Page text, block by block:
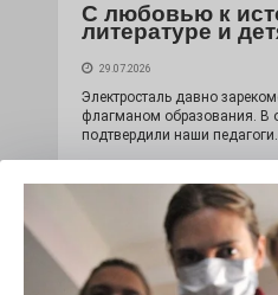
С любовью к
литературе и
29.07.2026
Электросталь давно
флагманом образования. В
подтвердили наши педагоги.